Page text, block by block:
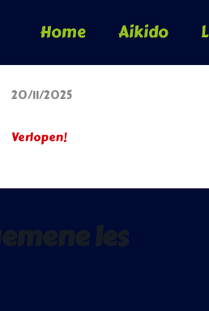
Home Aikido
20/11/2025
Verlopen!